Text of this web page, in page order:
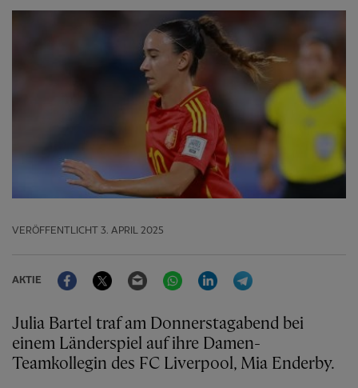
VERÖFFENTLICHT 3. APRIL 2025
AKTIE
FacebookTwitter Email WhatsAppLinkedIn
Julia Bartel traf am Donnerstagabend bei
einem Länderspiel auf ihre Damen-
Teamkollegin des FC Liverpool, Mia Enderby.